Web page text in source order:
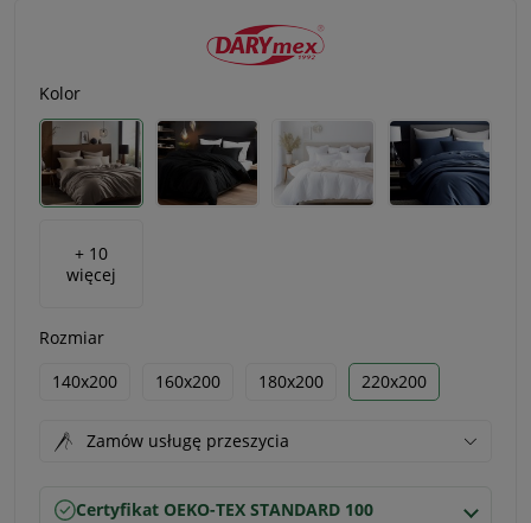
Kolor
+ 10
więcej
Rozmiar
140x200
160x200 180x200 220x200
Zamów usługę przeszycia
Certyfikat OEKO-TEX STANDARD 100